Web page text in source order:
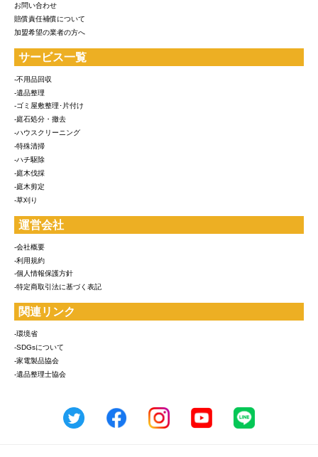
お問い合わせ
賠償責任補償について
加盟希望の業者の方へ
サービス一覧
-不用品回収
-遺品整理
-ゴミ屋敷整理･片付け
-庭石処分・撤去
-ハウスクリーニング
-特殊清掃
-ハチ駆除
-庭木伐採
-庭木剪定
-草刈り
運営会社
-会社概要
-利用規約
-個人情報保護方針
-特定商取引法に基づく表記
関連リンク
-環境省
-SDGsについて
-家電製品協会
-遺品整理士協会